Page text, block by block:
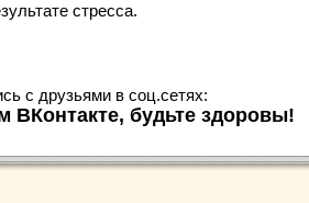
стресса.
с друзьями в соц.сетях:
ВКонтакте, будьте здоровы!